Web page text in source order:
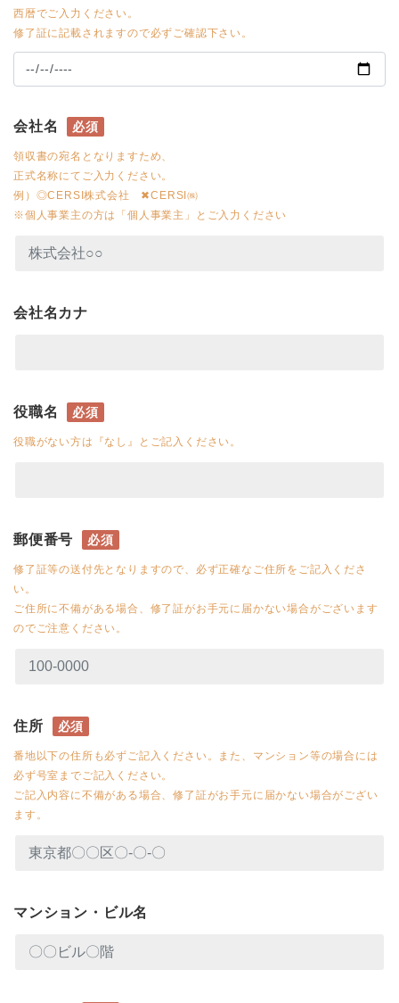
西暦でご入力ください。
修了証に記載されますので必ずご確認下さい。
会社名 必須
領収書の宛名となりますため、
正式名称にてご入力ください。
例）◎CERSI株式会社 ✖CERSI㈱
※個人事業主の方は「個人事業主」とご入力ください
会社名カナ
役職名 必須
役職がない方は『なし』とご記入ください。
郵便番号 必須
修了証等の送付先となりますので、必ず正確なご住所をご記入くださ
い。
ご住所に不備がある場合、修了証がお手元に届かない場合がございます
のでご注意ください。
住所 必須
番地以下の住所も必ずご記入ください。また、マンション等の場合には
必ず号室までご記入ください。
ご記入内容に不備がある場合、修了証がお手元に届かない場合がござい
ます。
マンション・ビル名